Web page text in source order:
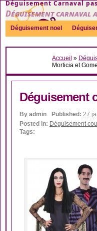
Déguisement Carnaval
Déguisement carnaval
Déguisement noel
Sexy Déguisement couple
Accueil »
Morticia et
Déguisement
By admin Published: 27
Posted in: Déguisement
Tags: